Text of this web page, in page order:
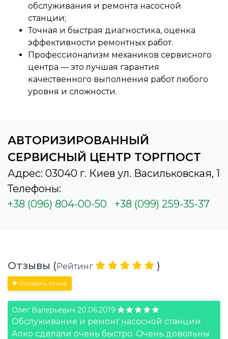
обслуживания и ремонта насосной
станции;
Точная и быстрая диагностика, оценка
эффективности ремонтных работ.
Профессионализм механиков сервисного
центра — это лучшая гарантия
качественного выполнения работ любого
уровня и сложности.
АВТОРИЗИРОВАННЫЙ
СЕРВИСНЫЙ ЦЕНТР ТОРГПОСТ
Адрес: 03040 г. Киев ул. Васильковская, 1
Телефоны:
+38 (096) 804-00-50
+38 (099) 259-35-37
Отзывы (Рейтинг )
Оставить отзыв
Олег Валерьевич 20.06.2019
Обслуживание и ремонт насосной станции
Алко сделали очень быстро. Очень довольны.